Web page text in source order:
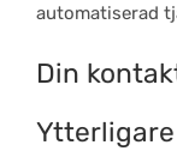
automatiserad
Din